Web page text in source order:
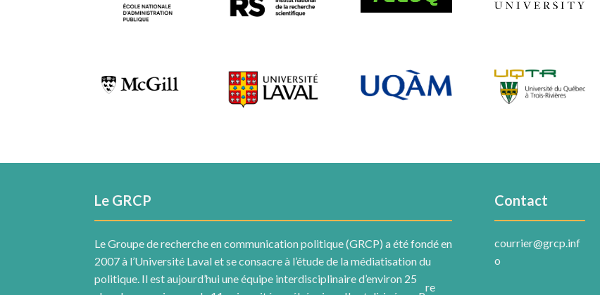
Le GRCP
Le Groupe de recherche en communication politique (GRCP) a été fondé en
2007 à l’Université Laval et se consacre à l’étude de la médiatisation du
politique. Il est aujourd’hui une équipe interdisciplinaire d’environ 25
re
Contact
courrier@grcp.inf
o